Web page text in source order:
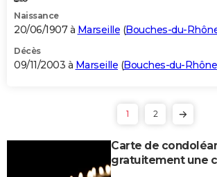
Naissance
20/06/1907 à Marseille (Bouches-du-
Décès
09/11/2003 à Marseille (Bouches-du-Rhône
1 2
Carte de
gratuitement une